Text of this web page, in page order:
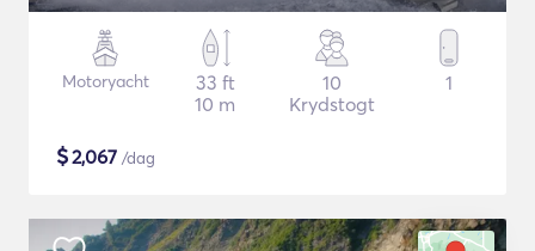
Motoryacht
33 ft
10 m
10
Krydstogt
1
$2,067 /dag